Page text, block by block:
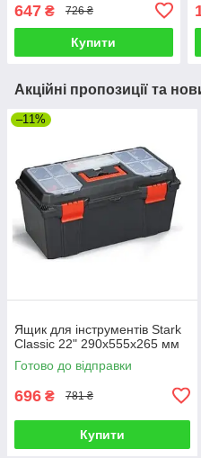
647 ₴ 726 ₴
Купити
Акційні пропозиції та
–11%
Ящик для інструментів Stark
Classic 22" 290x555x265 мм
Готово до відправки
696 ₴ 781 ₴
Купити